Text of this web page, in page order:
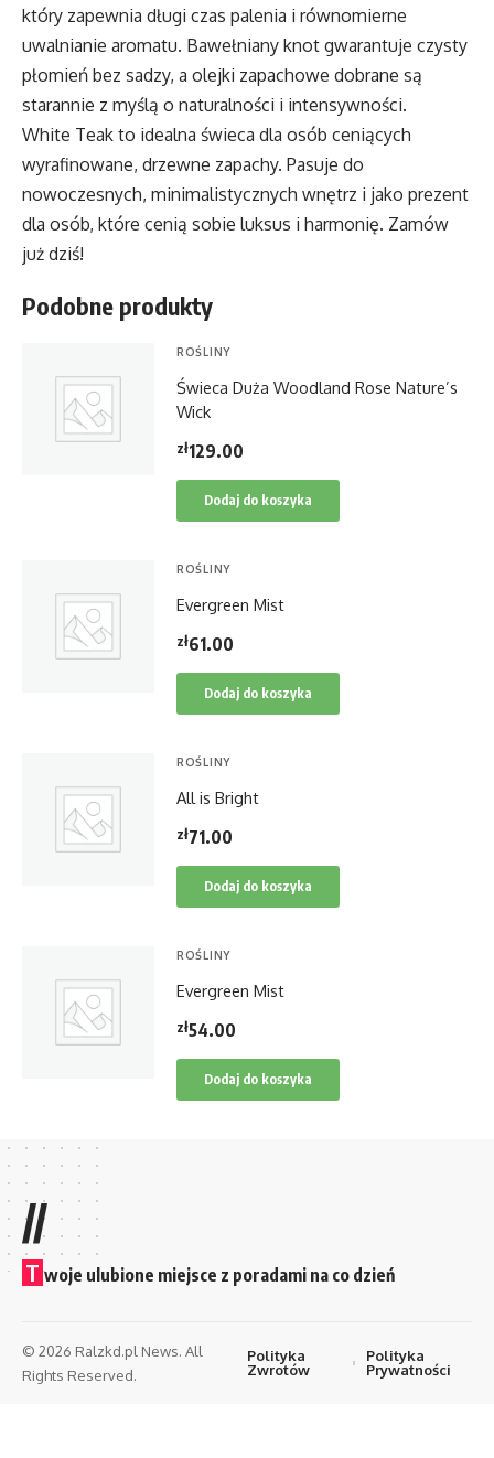
który zapewnia długi czas palenia i równomierne
uwalnianie aromatu. Bawełniany knot gwarantuje czysty
płomień bez sadzy, a olejki zapachowe dobrane są
starannie z myślą o naturalności i intensywności.
White Teak to idealna świeca dla osób ceniących
wyrafinowane, drzewne zapachy. Pasuje do
nowoczesnych, minimalistycznych wnętrz i jako prezent
dla osób, które cenią sobie luksus i harmonię. Zamów
już dziś!
Podobne produkty
ROŚLINY
Świeca Duża Woodland Rose Nature’s
Wick
zł129.00
Dodaj do koszyka
ROŚLINY
Evergreen Mist
zł61.00
Dodaj do koszyka
ROŚLINY
All is Bright
zł71.00
Dodaj do koszyka
ROŚLINY
Evergreen Mist
zł54.00
Dodaj do koszyka
//
T woje ulubione miejsce z poradami na co dzień
© 2026 Ralzkd.pl News. All
Rights Reserved.
Polityka
Zwrotów
Polityka
Prywatności